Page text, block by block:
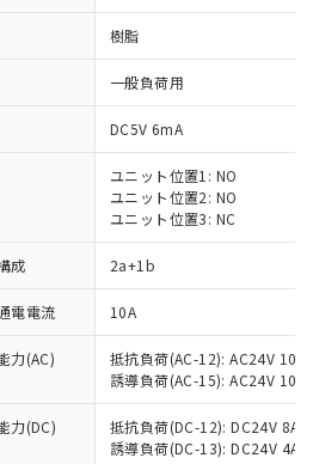
樹脂
一般負荷用
DC5V 6mA
ユニット位置1: NO
ユニット位置2: NO
ユニット位置3: NC
成 2a+1b
電電流 10A
力(AC)
抵抗負荷(AC-12): AC24V 10A/
誘導負荷(AC-15): AC24V
力(DC)
抵抗負荷(DC-12): DC24V 8A/
誘導負荷(DC-13): DC24V 4A/
RoHS指令（10物質）の
た製品が提供可能な商品で
品に切り替える予定のある